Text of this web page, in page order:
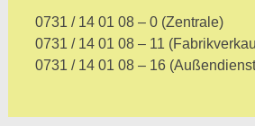
0731 / 14 01 08 – 0 (Zentrale)
0731 / 14 01 08 – 11
0731 / 14 01 08 – 16